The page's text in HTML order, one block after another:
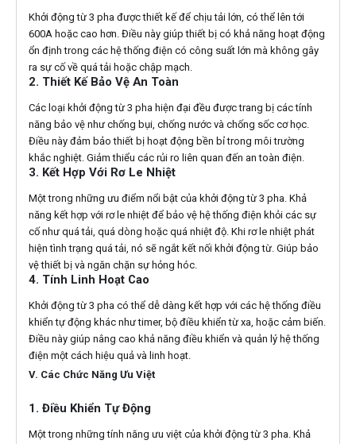
Khởi động từ 3 pha được thiết kế để chịu tải lớn, có thể lên tới
600A hoặc cao hơn. Điều này giúp thiết bị có khả năng hoạt động
ổn định trong các hệ thống điện có công suất lớn mà không gây
ra sự cố về quá tải hoặc chập mạch.
2. Thiết Kế Bảo Vệ An Toàn
Các loại khởi động từ 3 pha hiện đại đều được trang bị các tính
năng bảo vệ như chống bụi, chống nước và chống sốc cơ học.
Điều này đảm bảo thiết bị hoạt động bền bỉ trong môi trường
khắc nghiệt. Giảm thiểu các rủi ro liên quan đến an toàn điện.
3. Kết Hợp Với Rơ Le Nhiệt
Một trong những ưu điểm nổi bật của khởi động từ 3 pha. Khả
năng kết hợp với rơ le nhiệt để bảo vệ hệ thống điện khỏi các sự
cố như quá tải, quá dòng hoặc quá nhiệt độ. Khi rơ le nhiệt phát
hiện tình trạng quá tải, nó sẽ ngắt kết nối khởi động từ. Giúp bảo
vệ thiết bị và ngăn chặn sự hỏng hóc.
4. Tính Linh Hoạt Cao
Khởi động từ 3 pha có thể dễ dàng kết hợp với các hệ thống điều
khiển tự động khác như timer, bộ điều khiển từ xa, hoặc cảm biến.
Điều này giúp nâng cao khả năng điều khiển và quản lý hệ thống
điện một cách hiệu quả và linh hoạt.
V. Các Chức Năng Ưu Việt
1. Điều Khiển Tự Động
Một trong những tính năng ưu việt của khởi động từ 3 pha. Khả